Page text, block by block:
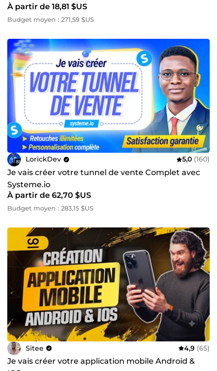
À partir de 18,81 $US
Budget moyen : 271,59 $US
LorickDev 5,0 (160)
Je vais créer votre tunnel de vente Complet avec
Systeme.io
À partir de 62,70 $US
Budget moyen : 283,15 $US
Sitee 4,9 (65)
Je vais créer votre application mobile Android &